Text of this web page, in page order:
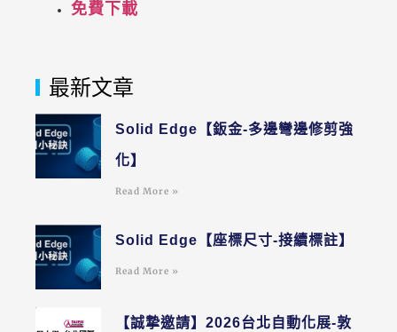
免費下載
最新文章
Solid Edge【鈑金-多邊彎邊修剪強
化】
Read More »
Solid Edge【座標尺寸-接續標註】
Read More »
【誠摯邀請】2026台北自動化展-敦